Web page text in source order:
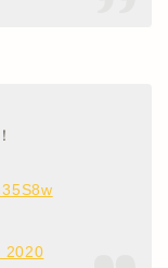
2020